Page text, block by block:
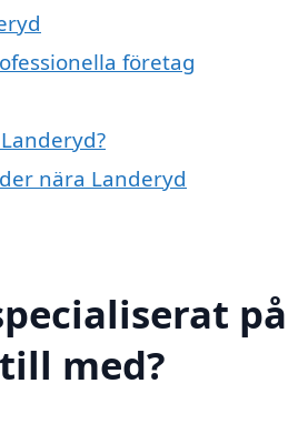
företag
nära Landeryd
på
med?